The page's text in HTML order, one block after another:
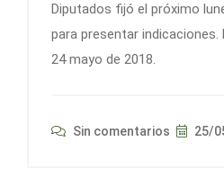
Diputados fijó el próximo
para presentar indicaciones.
24 mayo de 2018.
Sin comentarios 25/